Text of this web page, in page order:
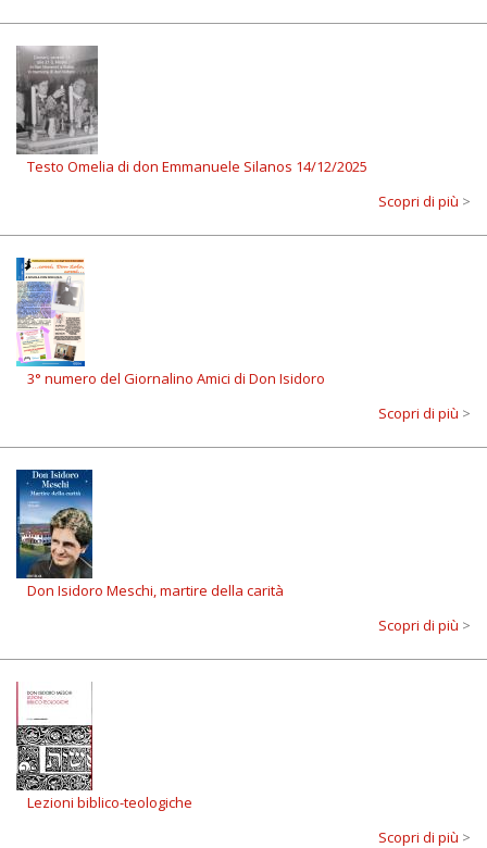
Testo Omelia di don Emmanuele Silanos 14/12/2025
Scopri di più >
3° numero del Giornalino Amici di Don Isidoro
Scopri di più >
Don Isidoro Meschi, martire della carità
Scopri di più >
Lezioni biblico-teologiche
Scopri di più >